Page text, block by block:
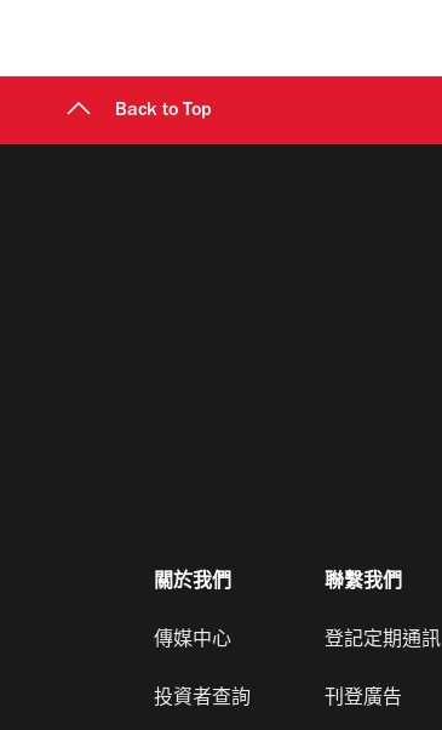
Back to Top
關於我們
傳媒中心
投資者查詢
聯繫我們
登記定期通訊
刊登廣告